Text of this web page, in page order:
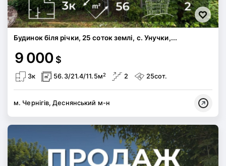
Будинок біля річки, 25 соток землі, с. Унучки,...
9 000 $
3к 56.3/21.4/11.5м2 2 25сот.
м. Чернігів, Деснянський м-н